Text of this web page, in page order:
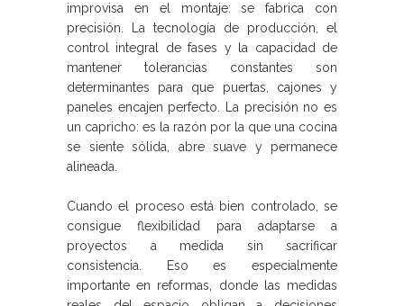
improvisa en el montaje: se fabrica con
precisión. La tecnología de producción, el
control integral de fases y la capacidad de
mantener tolerancias constantes son
determinantes para que puertas, cajones y
paneles encajen perfecto. La precisión no es
un capricho: es la razón por la que una cocina
se siente sólida, abre suave y permanece
alineada.
Cuando el proceso está bien controlado, se
consigue flexibilidad para adaptarse a
proyectos a medida sin sacrificar
consistencia. Eso es especialmente
importante en reformas, donde las medidas